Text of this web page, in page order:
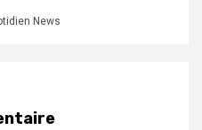
News